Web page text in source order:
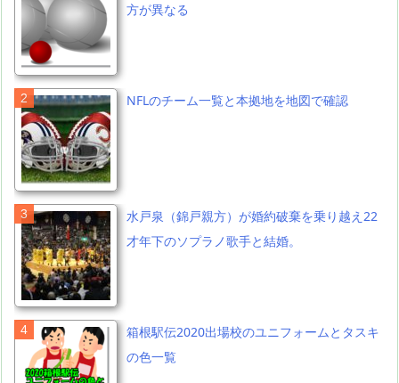
方が異なる
NFLのチーム一覧と本拠地を地図で確認
水戸泉（錦戸親方）が婚約破棄を乗り越え22
才年下のソプラノ歌手と結婚。
箱根駅伝2020出場校のユニフォームとタスキ
の色一覧